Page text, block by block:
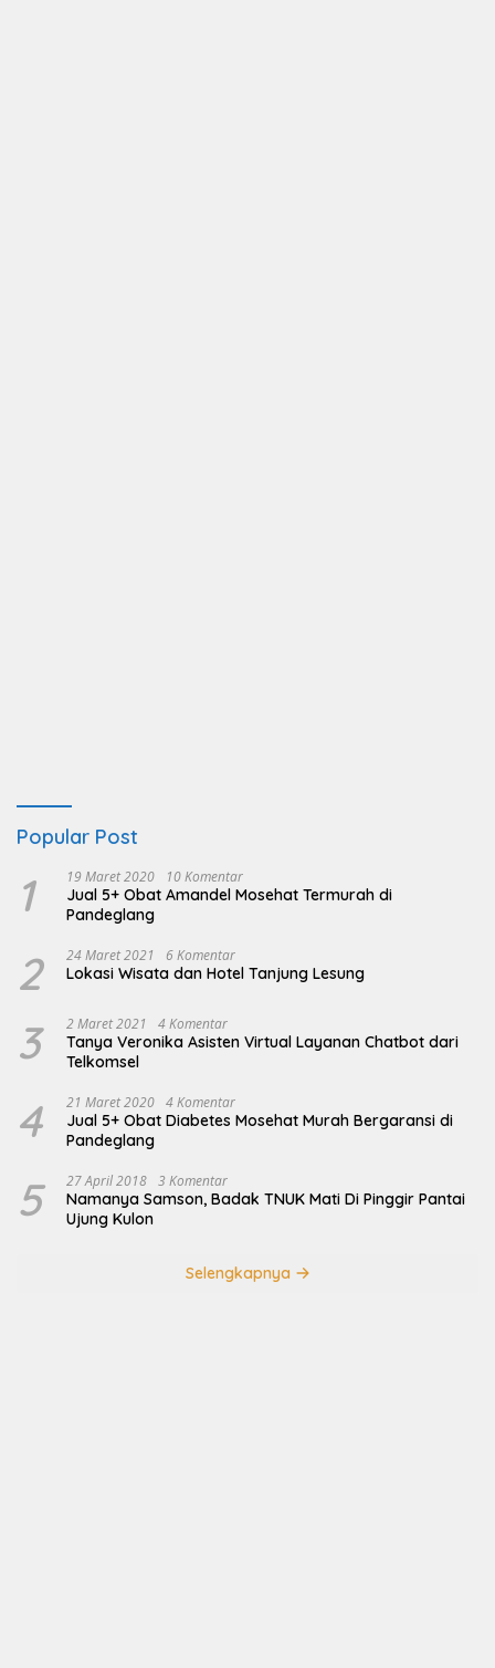
Popular Post
1 19 Maret 2020 10 Komentar
Jual 5+ Obat Amandel Mosehat Termurah di
Pandeglang
2 24 Maret 2021 6 Komentar
Lokasi Wisata dan Hotel Tanjung Lesung
3 2 Maret 2021 4 Komentar
Tanya Veronika Asisten Virtual Layanan Chatbot dari
Telkomsel
4 21 Maret 2020 4 Komentar
Jual 5+ Obat Diabetes Mosehat Murah Bergaransi di
Pandeglang
5 27 April 2018 3 Komentar
Namanya Samson, Badak TNUK Mati Di Pinggir Pantai
Ujung Kulon
Selengkapnya